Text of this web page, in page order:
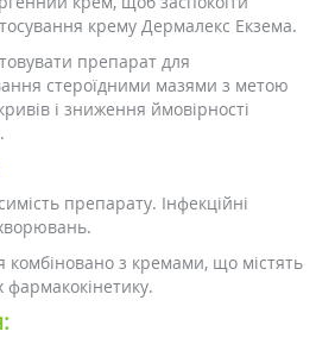
крему Дермалекс Екзема.
препарат для
стероїдними мазями з метою
і зниження ймовірності
препарату. Інфекційні
комбіновано з кремами, що містять
фармакокінетику.